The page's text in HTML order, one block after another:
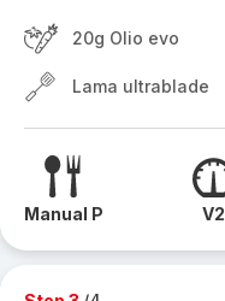
20g Olio evo
Lama ultrablade
Manual P V2